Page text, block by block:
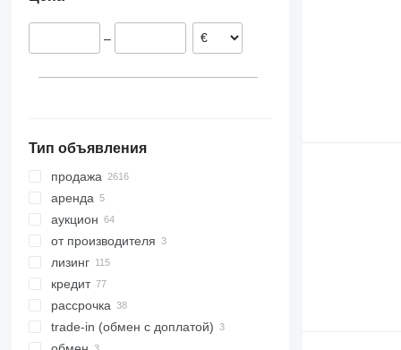
S-series
T-series
Латвия
Австрия
–
Тип объявления
продажа
аренда
аукцион
от производителя
лизинг
кредит
рассрочка
trade-in (обмен с доплатой)